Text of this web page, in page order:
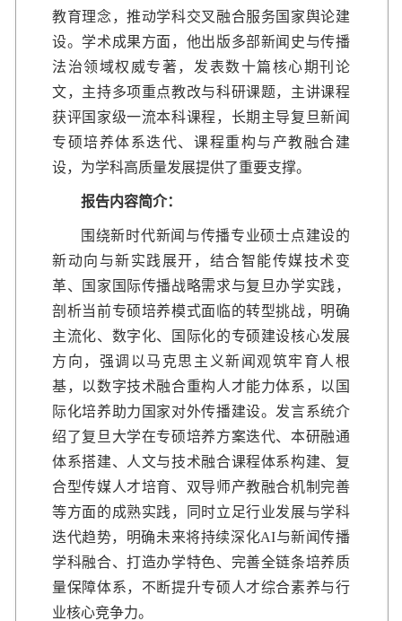
教育理念，推动学科交叉融合服务国家舆论建
设。学术成果方面，他出版多部新闻史与传播
法治领域权威专著，发表数十篇核心期刊论
文，主持多项重点教改与科研课题，主讲课程
获评国家级一流本科课程，长期主导复旦新闻
专硕培养体系迭代、课程重构与产教融合建
设，为学科高质量发展提供了重要支撑。
报告内容简介：
围绕新时代新闻与传播专业硕士点建设的
新动向与新实践展开，结合智能传媒技术变
革、国家国际传播战略需求与复旦办学实践，
剖析当前专硕培养模式面临的转型挑战，明确
主流化、数字化、国际化的专硕建设核心发展
方向，强调以马克思主义新闻观筑牢育人根
基，以数字技术融合重构人才能力体系，以国
际化培养助力国家对外传播建设。发言系统介
绍了复旦大学在专硕培养方案迭代、本研融通
体系搭建、人文与技术融合课程体系构建、复
合型传媒人才培育、双导师产教融合机制完善
等方面的成熟实践，同时立足行业发展与学科
迭代趋势，明确未来将持续深化AI与新闻传播
学科融合、打造办学特色、完善全链条培养质
量保障体系，不断提升专硕人才综合素养与行
业核心竞争力。